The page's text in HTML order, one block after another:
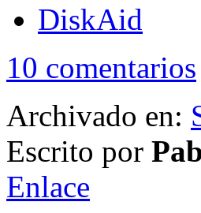
DiskAid
10 comentarios
Archivado en:
Escrito por
Enlace